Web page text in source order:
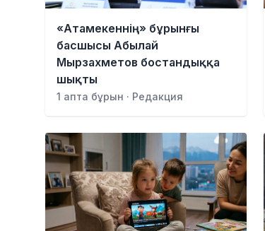
«Атамекеннің» бұрынғы
басшысы Абылай
Мырзахметов бостандыққа
шықты
1 апта бұрын · Редакция